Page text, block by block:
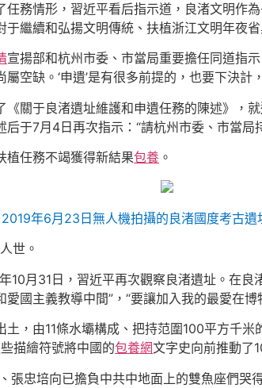
務情形，習近平看后指示道，良渚文明作
繼續和弘揚文明傳統、扶植浙江文明年夜
宣揚部和杭州市委、市當局重要擔任同道指
屬空缺。‘申遺’是有很多前提的，也要下決計
關于良渚遺址維護和申遺任務的陳述》，
于7月4日再次指示：“請杭州市委、市當局
植任務不竭獲得新結果包養 。
2019年6月23日無人機拍攝的良渚國度考古遺
世。
月31日，習近平再次觀察良渚遺址。在良
國主義教導中間”，“要讓加入我的最愛在博
，由11條水壩構成、把持范圍100平方千米
描繪符號將中國的包養網文字史向前推動了
張忠培向已擔負中共中地面上的雙魚座們